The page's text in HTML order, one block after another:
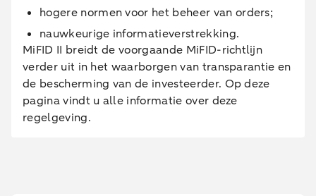
hogere normen voor het beheer van orders;
nauwkeurige informatieverstrekking.
MiFID II breidt de voorgaande MiFID-richtlijn
verder uit in het waarborgen van transparantie en
de bescherming van de investeerder. Op deze
pagina vindt u alle informatie over deze
regelgeving.